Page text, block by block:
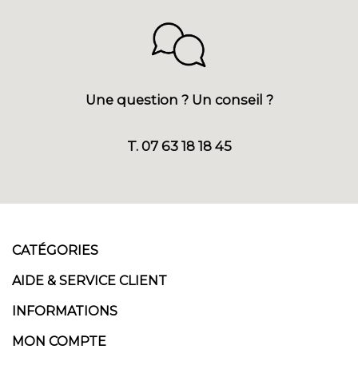
Une question ? Un conseil ?
T. 07 63 18 18 45
CATÉGORIES
AIDE & SERVICE CLIENT
INFORMATIONS
MON COMPTE